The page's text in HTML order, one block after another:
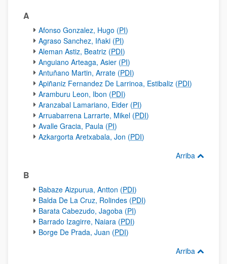
A
Afonso Gonzalez, Hugo (PI)
Agraso Sanchez, Iñaki (PI)
Aleman Astiz, Beatriz (PDI)
Anguiano Arteaga, Asier (PI)
Antuñano Martin, Arrate (PDI)
Apiñaniz Fernandez De Larrinoa, Estibaliz (PDI)
Aramburu Leon, Ibon (PDI)
Aranzabal Lamariano, Eider (PI)
Arruabarrena Larrarte, Mikel (PDI)
Avalle Gracia, Paula (PI)
Azkargorta Aretxabala, Jon (PDI)
Arriba
B
Babaze Aizpurua, Antton (PDI)
Balda De La Cruz, Rolindes (PDI)
Barata Cabezudo, Jagoba (PI)
Barrado Izagirre, Naiara (PDI)
Borge De Prada, Juan (PDI)
Arriba